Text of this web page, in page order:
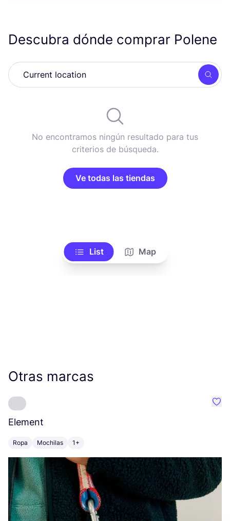
Descubra dónde comprar Polene
No encontramos ningún resultado para tus
criterios de búsqueda.
Ve todas las tiendas
List Map
Otras marcas
Element
Ropa Mochilas 1+